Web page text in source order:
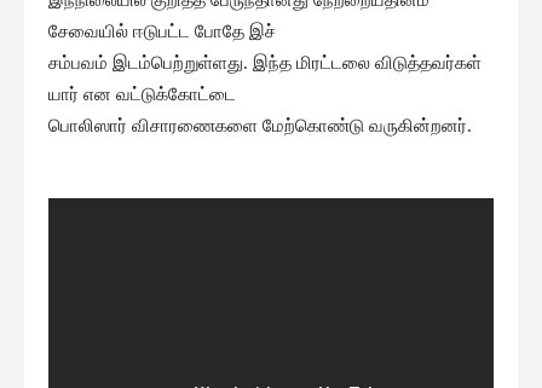
சேவையில் ஈடுபட்ட போதே இச்
சம்பவம் இடம்பெற்றுள்ளது. இந்த மிரட்டலை விடுத்தவர்கள்
யார் என வட்டுக்கோட்டை
பொலிஸார் விசாரணைகளை மேற்கொண்டு வருகின்றனர்.